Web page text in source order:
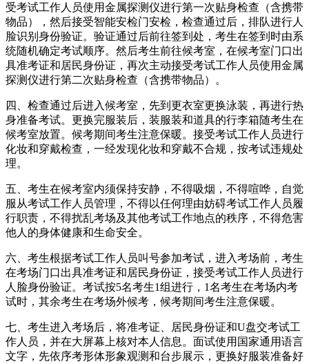
受考试工作人员使用金属探测仪进行第一次贴身检查（含携带
物品），然后接受智能安检门安检，检查通过后，排队进行人
脸识别身份验证。验证通过后前往签到处，考生在签到时由系
统随机确定考试顺序。然后考生前往候考室，在候考室门口出
具准考证和居民身份证，再次主动接受考试工作人员使用金属
探测仪进行第二次贴身检查（含携带物品）。
四、检查通过后进入候考室，先到更衣室更换泳装，再进行热
身准备考试。更换完服装后，装服装和道具的行李箱随考生在
候考室放置。候考期间考生注意保暖。接受考试工作人员进行
化妆和穿戴检查，一经发现化妆和穿戴不合规，按考试违规处
理。
五、考生在候考室内须保持安静，不得吸烟，不得喧哗，自觉
服从考试工作人员管理，不得以任何理由妨碍考试工作人员履
行职责，不得扰乱考场及其他考试工作地点的秩序，不得危害
他人的身体健康和生命安全。
六、考生根据考试工作人员叫号参加考试，进入考场前，考生
在考场门口出具准考证和居民身份证，接受考试工作人员进行
人脸身份验证。考试按5名考生1组进行，1名考生在考场内考
试时，其余考生在考场外候考，候考期间考生注意保暖。
七、考生进入考场后，将准考证、居民身份证和U盘交考试工
作人员，并在大屏幕上核对本人信息。面试使用国家通用语言
文字，先依序考形体形象观测和台步展示，更换好服装准备好